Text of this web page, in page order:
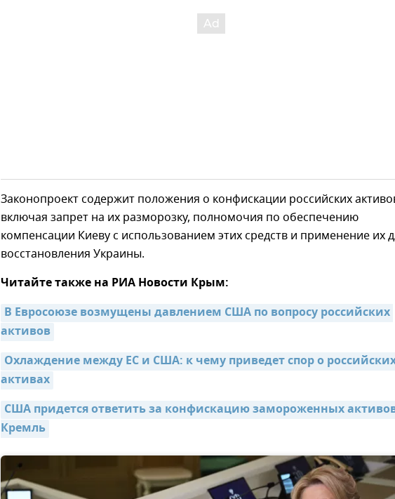
Законопроект содержит положения о конфискации российских
включая запрет на их разморозку, полномочия по обеспечению
компенсации Киеву с использованием этих средств и применение их
восстановления Украины.
Читайте также на РИА Новости Крым:
В Евросоюзе возмущены давлением США по вопросу российских
активов
Охлаждение между ЕС и США: к чему приведет спор о
активах
США придется ответить за конфискацию замороженных
Кремль